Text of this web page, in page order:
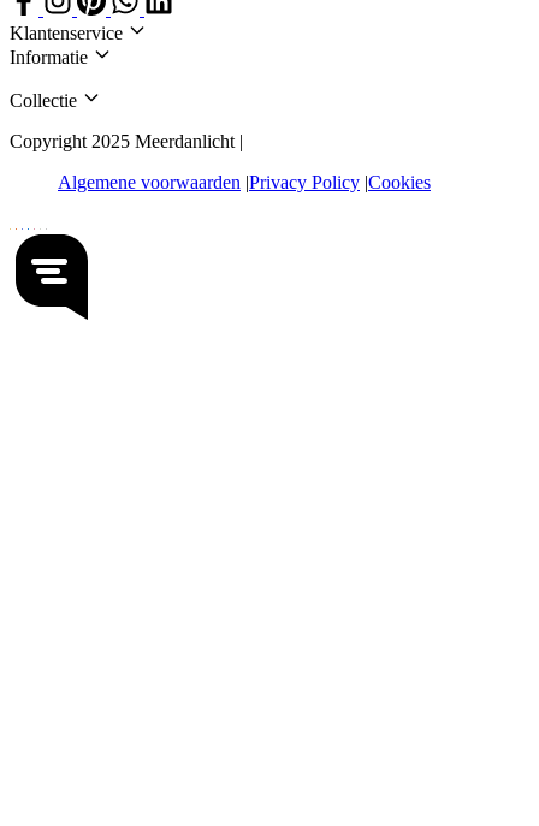
Klantenservice
Informatie
Collectie
Copyright 2025 Meerdanlicht |
Algemene voorwaarden Privacy Policy Cookies